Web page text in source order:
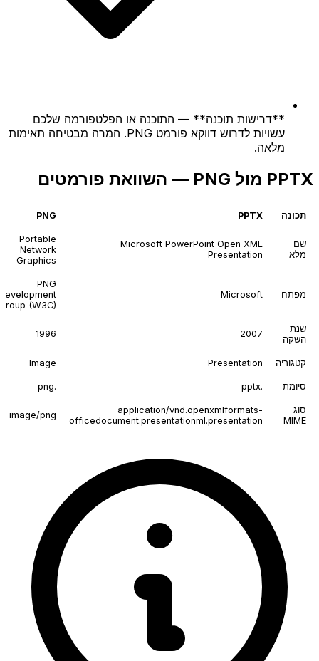
**דרישות תוכנה** — התוכנה או הפלטפורמה שלכם
עשויות לדרוש דווקא פורמט PNG. המרה מבטיחה תאימות
מלאה.
PPTX מול PNG — השוואת פורמטים
תכונה PPTX
PNG
שם
מלא
Microsoft PowerPoint Open XML
Presentation
Portable
Network
Graphics
מפתח Microsoft
PNG
(W3C)
שנת
השקה
2007
1996
קטגוריה Presentation
Image
סיומת .pptx
.png
סוג
MIME
application/vnd.openxmlformats-
officedocument.presentationml.presentation
image/png